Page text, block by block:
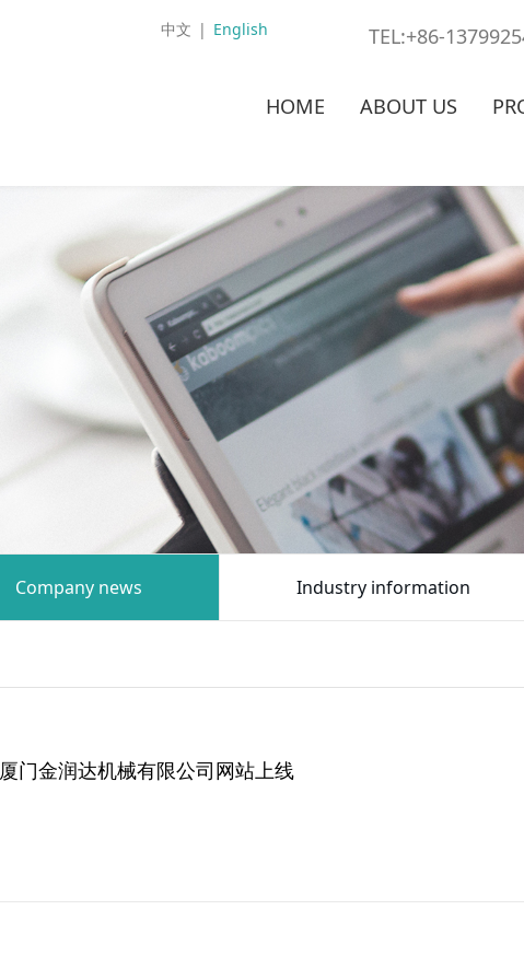
TEL:+86-
中文 | English
HOME ABOUT US
Company news Industry information
厦门金润达机械有限公司网站上线